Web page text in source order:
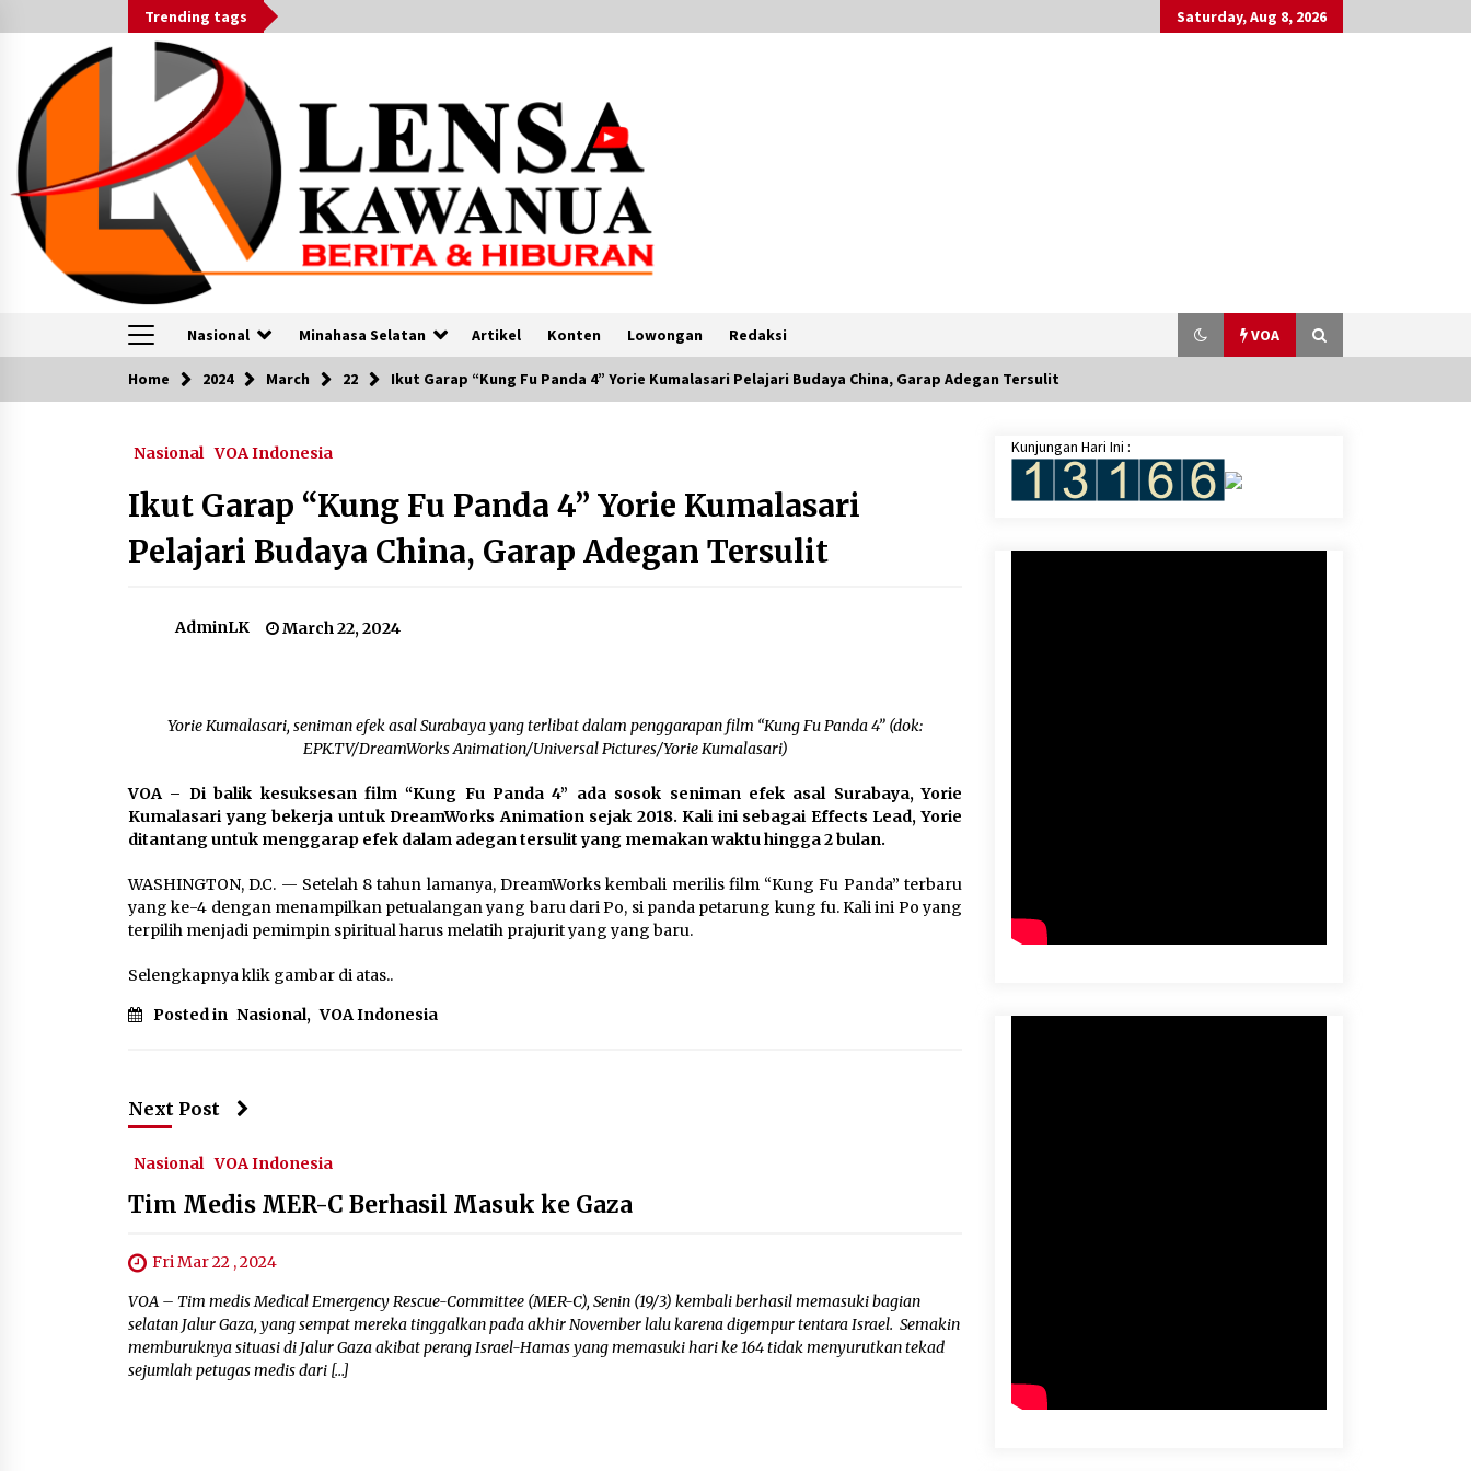
to
Trending tags Saturday, Aug 8, 2026
Nasional Minahasa Selatan Artikel Konten Lowongan Redaksi VOA
VOA
Jokowi dan Menlu China Bahas
Timur Tengah
June 14, 2024
July 20, 2023
Srikandi Baltimore Kenalkan
Budaya Indonesia Sekaligus
Memberdayakan Perempuan
Kebakaran Hutan dan Lahan:
September 22, 2023
MA Batalkan Vonis Bebas Dua Polisi
Kapal di Buton, Sedikitnya 15 Tewas,
19 HilangBerita VOA Indonesia :
July 25, 2023
dengan Lagu Indonesia dan Kota
Tua Frederick
July 20, 2023
Home 2024 March 22 Ikut Garap “Kung Fu Panda 4” Yorie Kumalasari Pelajari Budaya China, Garap Adegan Tersulit
Nasional VOA Indonesia
Ikut Garap “Kung Fu Panda 4” Yorie Kumalasari
Pelajari Budaya China, Garap Adegan Tersulit
AdminLK March 22, 2024
Yorie Kumalasari, seniman efek asal Surabaya yang terlibat dalam penggarapan film “Kung Fu Panda 4” (dok:
EPK.TV/DreamWorks Animation/Universal Pictures/Yorie Kumalasari)
VOA – Di balik kesuksesan film “Kung Fu Panda 4” ada sosok seniman efek asal Surabaya, Yorie
Kumalasari yang bekerja untuk DreamWorks Animation sejak 2018. Kali ini sebagai Effects Lead, Yorie
ditantang untuk menggarap efek dalam adegan tersulit yang memakan waktu hingga 2 bulan.
WASHINGTON, D.C. — Setelah 8 tahun lamanya, DreamWorks kembali merilis film “Kung Fu Panda” terbaru
yang ke-4 dengan menampilkan petualangan yang baru dari Po, si panda petarung kung fu. Kali ini Po yang
terpilih menjadi pemimpin spiritual harus melatih prajurit yang yang baru.
Selengkapnya klik gambar di atas..
Posted in Nasional, VOA Indonesia
Next Post
Nasional VOA Indonesia
Tim Medis MER-C Berhasil Masuk ke Gaza
Fri Mar 22 , 2024
VOA – Tim medis Medical Emergency Rescue-Committee (MER-C), Senin (19/3) kembali berhasil memasuki bagian
selatan Jalur Gaza, yang sempat mereka tinggalkan pada akhir November lalu karena digempur tentara Israel. Semakin
memburuknya situasi di Jalur Gaza akibat perang Israel-Hamas yang memasuki hari ke 164 tidak menyurutkan tekad
sejumlah petugas medis dari […]
Kunjungan Hari Ini :